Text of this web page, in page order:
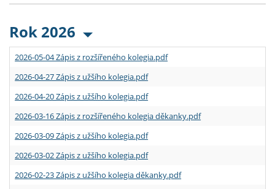
Rok 2026
2026-05-04 Zápis z rozšířeného kolegia.pdf
2026-04-27 Zápis z užšího kolegia.pdf
2026-04-20 Zápis z užšího kolegia.pdf
2026-03-16 Zápis z rozšířeného kolegia děkanky.pdf
2026-03-09 Zápis z užšího kolegia.pdf
2026-03-02 Zápis z užšího kolegia.pdf
2026-02-23 Zápis z užšího kolegia děkanky.pdf